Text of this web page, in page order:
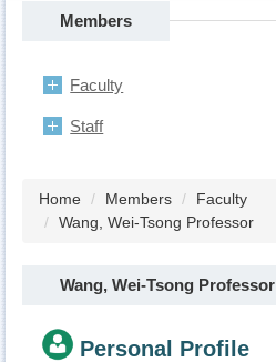
Members
Faculty
Staff
Home Members
Faculty
Wang, Wei-Tsong Professor
Wang, Wei-Tsong Professor
Personal Profile